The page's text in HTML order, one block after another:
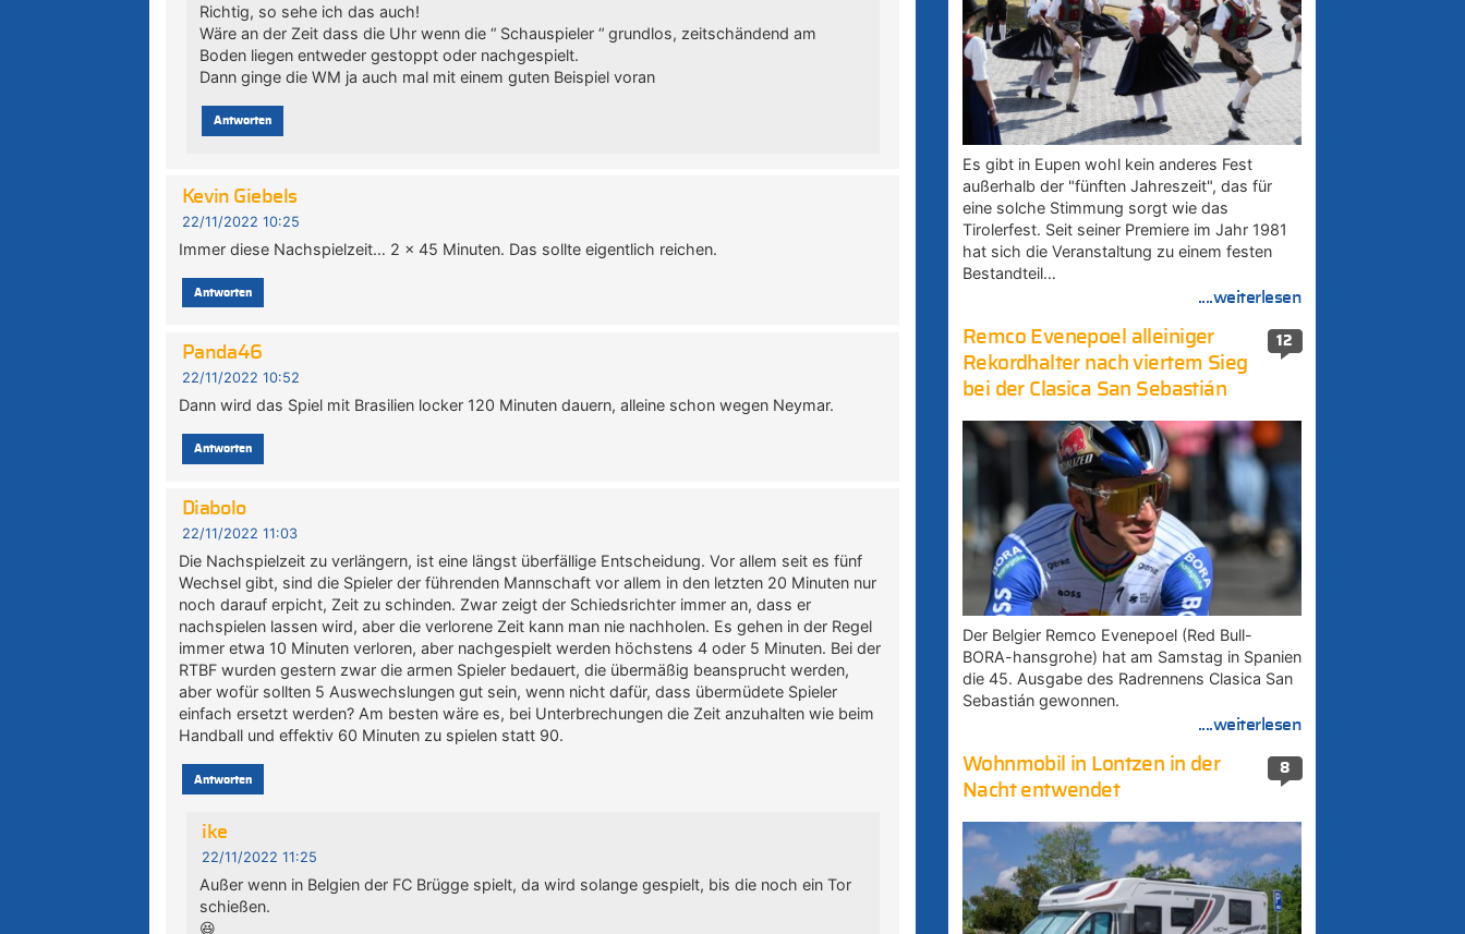
Richtig, so sehe ich das auch!
Wäre an der Zeit dass die Uhr wenn die “ Schauspieler “ grundlos, zeitschändend am
Boden liegen entweder gestoppt oder nachgespielt.
Dann ginge die WM ja auch mal mit einem guten Beispiel voran
Antworten
Kevin Giebels
22/11/2022 10:25
Immer diese Nachspielzeit… 2 x 45 Minuten. Das sollte eigentlich reichen.
Antworten
Panda46
22/11/2022 10:52
Dann wird das Spiel mit Brasilien locker 120 Minuten dauern, alleine schon wegen Neymar.
Antworten
Diabolo
22/11/2022 11:03
Die Nachspielzeit zu verlängern, ist eine längst überfällige Entscheidung. Vor allem seit es fünf
Wechsel gibt, sind die Spieler der führenden Mannschaft vor allem in den letzten 20 Minuten nur
noch darauf erpicht, Zeit zu schinden. Zwar zeigt der Schiedsrichter immer an, dass er
nachspielen lassen wird, aber die verlorene Zeit kann man nie nachholen. Es gehen in der Regel
immer etwa 10 Minuten verloren, aber nachgespielt werden höchstens 4 oder 5 Minuten. Bei der
RTBF wurden gestern zwar die armen Spieler bedauert, die übermäßig beansprucht werden,
aber wofür sollten 5 Auswechslungen gut sein, wenn nicht dafür, dass übermüdete Spieler
einfach ersetzt werden? Am besten wäre es, bei Unterbrechungen die Zeit anzuhalten wie beim
Handball und effektiv 60 Minuten zu spielen statt 90.
Antworten
ike
22/11/2022 11:25
Außer wenn in Belgien der FC Brügge spielt, da wird solange gespielt, bis die noch ein Tor
schießen.
😆
Es gibt in Eupen wohl kein anderes Fest
außerhalb der "fünften Jahreszeit", das für
eine solche Stimmung sorgt wie das
Tirolerfest. Seit seiner Premiere im Jahr 1981
hat sich die Veranstaltung zu einem festen
Bestandteil…
....weiterlesen
12
Remco Evenepoel alleiniger
Rekordhalter nach viertem Sieg
bei der Clasica San Sebastián
Der Belgier Remco Evenepoel (Red Bull-
BORA-hansgrohe) hat am Samstag in Spanien
die 45. Ausgabe des Radrennens Clasica San
Sebastián gewonnen.
....weiterlesen
8
Wohnmobil in Lontzen in der
Nacht entwendet